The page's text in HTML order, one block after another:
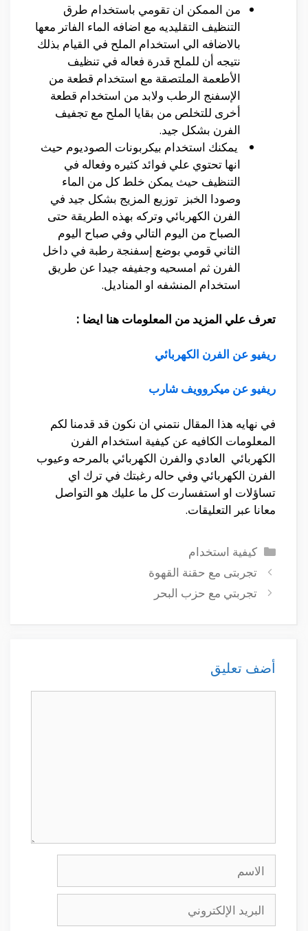
من الممكن ان تقومي باستخدام طرق
التنظيف التقليديه مع اضافه الماء الفاتر معها
بالاضافه الي استخدام الملح في القيام بذلك
نتيجه أن للملح قدرة فعاله في تنظيف
الأطعمة الملتصقة مع استخدام قطعة من
الإسفنج الرطب ولابد من استخدام قطعة
أخرى للتخلص من بقايا الملح مع تجفيف
الفرن بشكل جيد.
يمكنك استخدام بيكربونات الصوديوم حيث
انها تحتوي علي فوائد كثيره وفعاله في
التنظيف حيث يمكن خلط كل من الماء
وصودا الخبز توزيع المزيج بشكل جيد في
الفرن الكهربائي وتركه بهذه الطريقة حتى
الصباح من اليوم التالي وفي صباح اليوم
الثاني قومي بوضع إسفنجة رطبة في داخل
الفرن ثم امسحيه وجفيفه جيدا عن طريق
استخدام المنشفه او المناديل.
تعرف علي المزيد من المعلومات هنا ايضا :
ريفيو عن الفرن الكهربائي
ريفيو عن ميكروويف شارب
في نهايه هذا المقال نتمني ان نكون قد قدمنا لكم
المعلومات الكافيه عن كيفية استخدام الفرن
الكهربائي العادي والفرن الكهربائي بالمرحه وعيوب
الفرن الكهربائي وفي حاله رغبتك في ترك اي
تساؤلات او استفسارت كل ما عليك هو التواصل
معانا عبر التعليقات.
التصنيفات
كيفية استخدام
تجربتى مع حقنة القهوة
تجربتي مع حزب البحر
أضف تعليق
الإلكتروني